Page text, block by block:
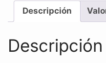
Descripción
Descripción